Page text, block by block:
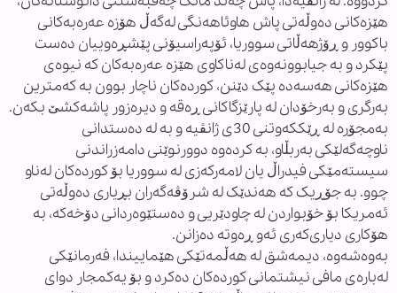
هێزەکانی دەوڵەتی پاش هاوئاهەنگی لەگەڵ هۆزە عەرەبەکانی
باکوور و ڕۆژهەڵاتی سووریا، ئۆپەراسیۆنی پێشڕەوییان دەست
پێکرد و بە جیابوونەوەی لەناکاوی هێزە عەرەبەکان کە نیوەی
هێزەکانی هەسەدە پێک دێنن، کوردەکان ناچار بوون بە کەمترین
بەرگری و بەرخۆدان لە پارێزگاکانی ڕەقە و دیرەزور پاشەکشێ بکەن.
بەمجۆرە لە ڕێککەوتنی 30ی ژانڤیە و بە لە دەستدانی
ناوچەگەلێکی بەربڵاو، بە کردەوە دوورنوێنی دامەزراندنی
سیستەمێکی فیدراڵ یان لامەرکەزی لە سووریا بۆ کوردەکان لەناو
چوو. بە جۆڕیک کە هەندێک لە شرۆڤەگەران بڕیاری دەوڵەتی
ئەمریکا بۆ خۆبواردن لە چاودێریی و دەستێوەردانی دۆخەکە، بە
هۆکاری دیاری‌کەری ئەو ڕەوتە دەزانن.
بەوەشەوە، دیمەشق لە هەڵمەتێکی هێماییندا، فەرمانێکی
لەبارەی مافی نیشتمانی کوردەکان دەکرد و بۆ یەکمجار دوای